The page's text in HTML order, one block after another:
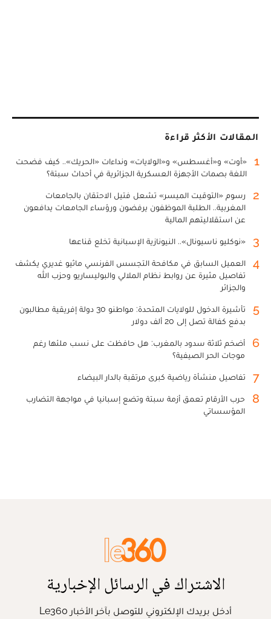
المقالات الأكثر قراءة
1
«أوت» و«أغسطس» و«الولايات» ونداءات «الحريك».. كيف فضحت
اللغة بصمات الأجهزة العسكرية الجزائرية في أحداث سبتة؟
2
رسوم «التوقيت الميسر» تشعل فتيل الاحتقان بالجامعات
المغربية.. الطلبة الموظفون يرفضون ورؤساء الجامعات يدافعون
عن استقلاليتهم المالية
3 «نوكليو ناسيونال».. النيونازية الإسبانية تخلع قناعها
4
العميل السابق في مكافحة التجسس الفرنسي ماثيو غديري يكشف
تفاصيل مثيرة عن روابط نظام الملالي والبوليساريو وحزب الله
والجزائر
5
تأشيرة الدخول للولايات المتحدة: مواطنو 30 دولة إفريقية مطالبون
بدفع كفالة تصل إلى 20 ألف دولار
6
أضخم ثلاثة سدود بالمغرب: هل حافظت على نسب ملئها رغم
موجات الحر الصيفية؟
7 تفاصيل منشأة رياضية كبرى مرتقبة بالدار البيضاء
8
حرب الأرقام تعمق أزمة سبتة وتضع إسبانيا في مواجهة التضارب
المؤسساتي
الاشتراك في الرسائل الإخبارية
أدخل بريدك الإلكتروني للتوصل بآخر الأخبار Le360